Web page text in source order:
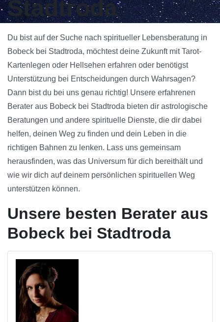
Stadtroda
Du bist auf der Suche nach spiritueller Lebensberatung in
Bobeck bei Stadtroda, möchtest deine Zukunft mit Tarot-
Kartenlegen oder Hellsehen erfahren oder benötigst
Unterstützung bei Entscheidungen durch Wahrsagen?
Dann bist du bei uns genau richtig! Unsere erfahrenen
Berater aus Bobeck bei Stadtroda bieten dir astrologische
Beratungen und andere spirituelle Dienste, die dir dabei
helfen, deinen Weg zu finden und dein Leben in die
richtigen Bahnen zu lenken. Lass uns gemeinsam
herausfinden, was das Universum für dich bereithält und
wie wir dich auf deinem persönlichen spirituellen Weg
unterstützen können.
Unsere besten Berater aus
Bobeck bei Stadtroda